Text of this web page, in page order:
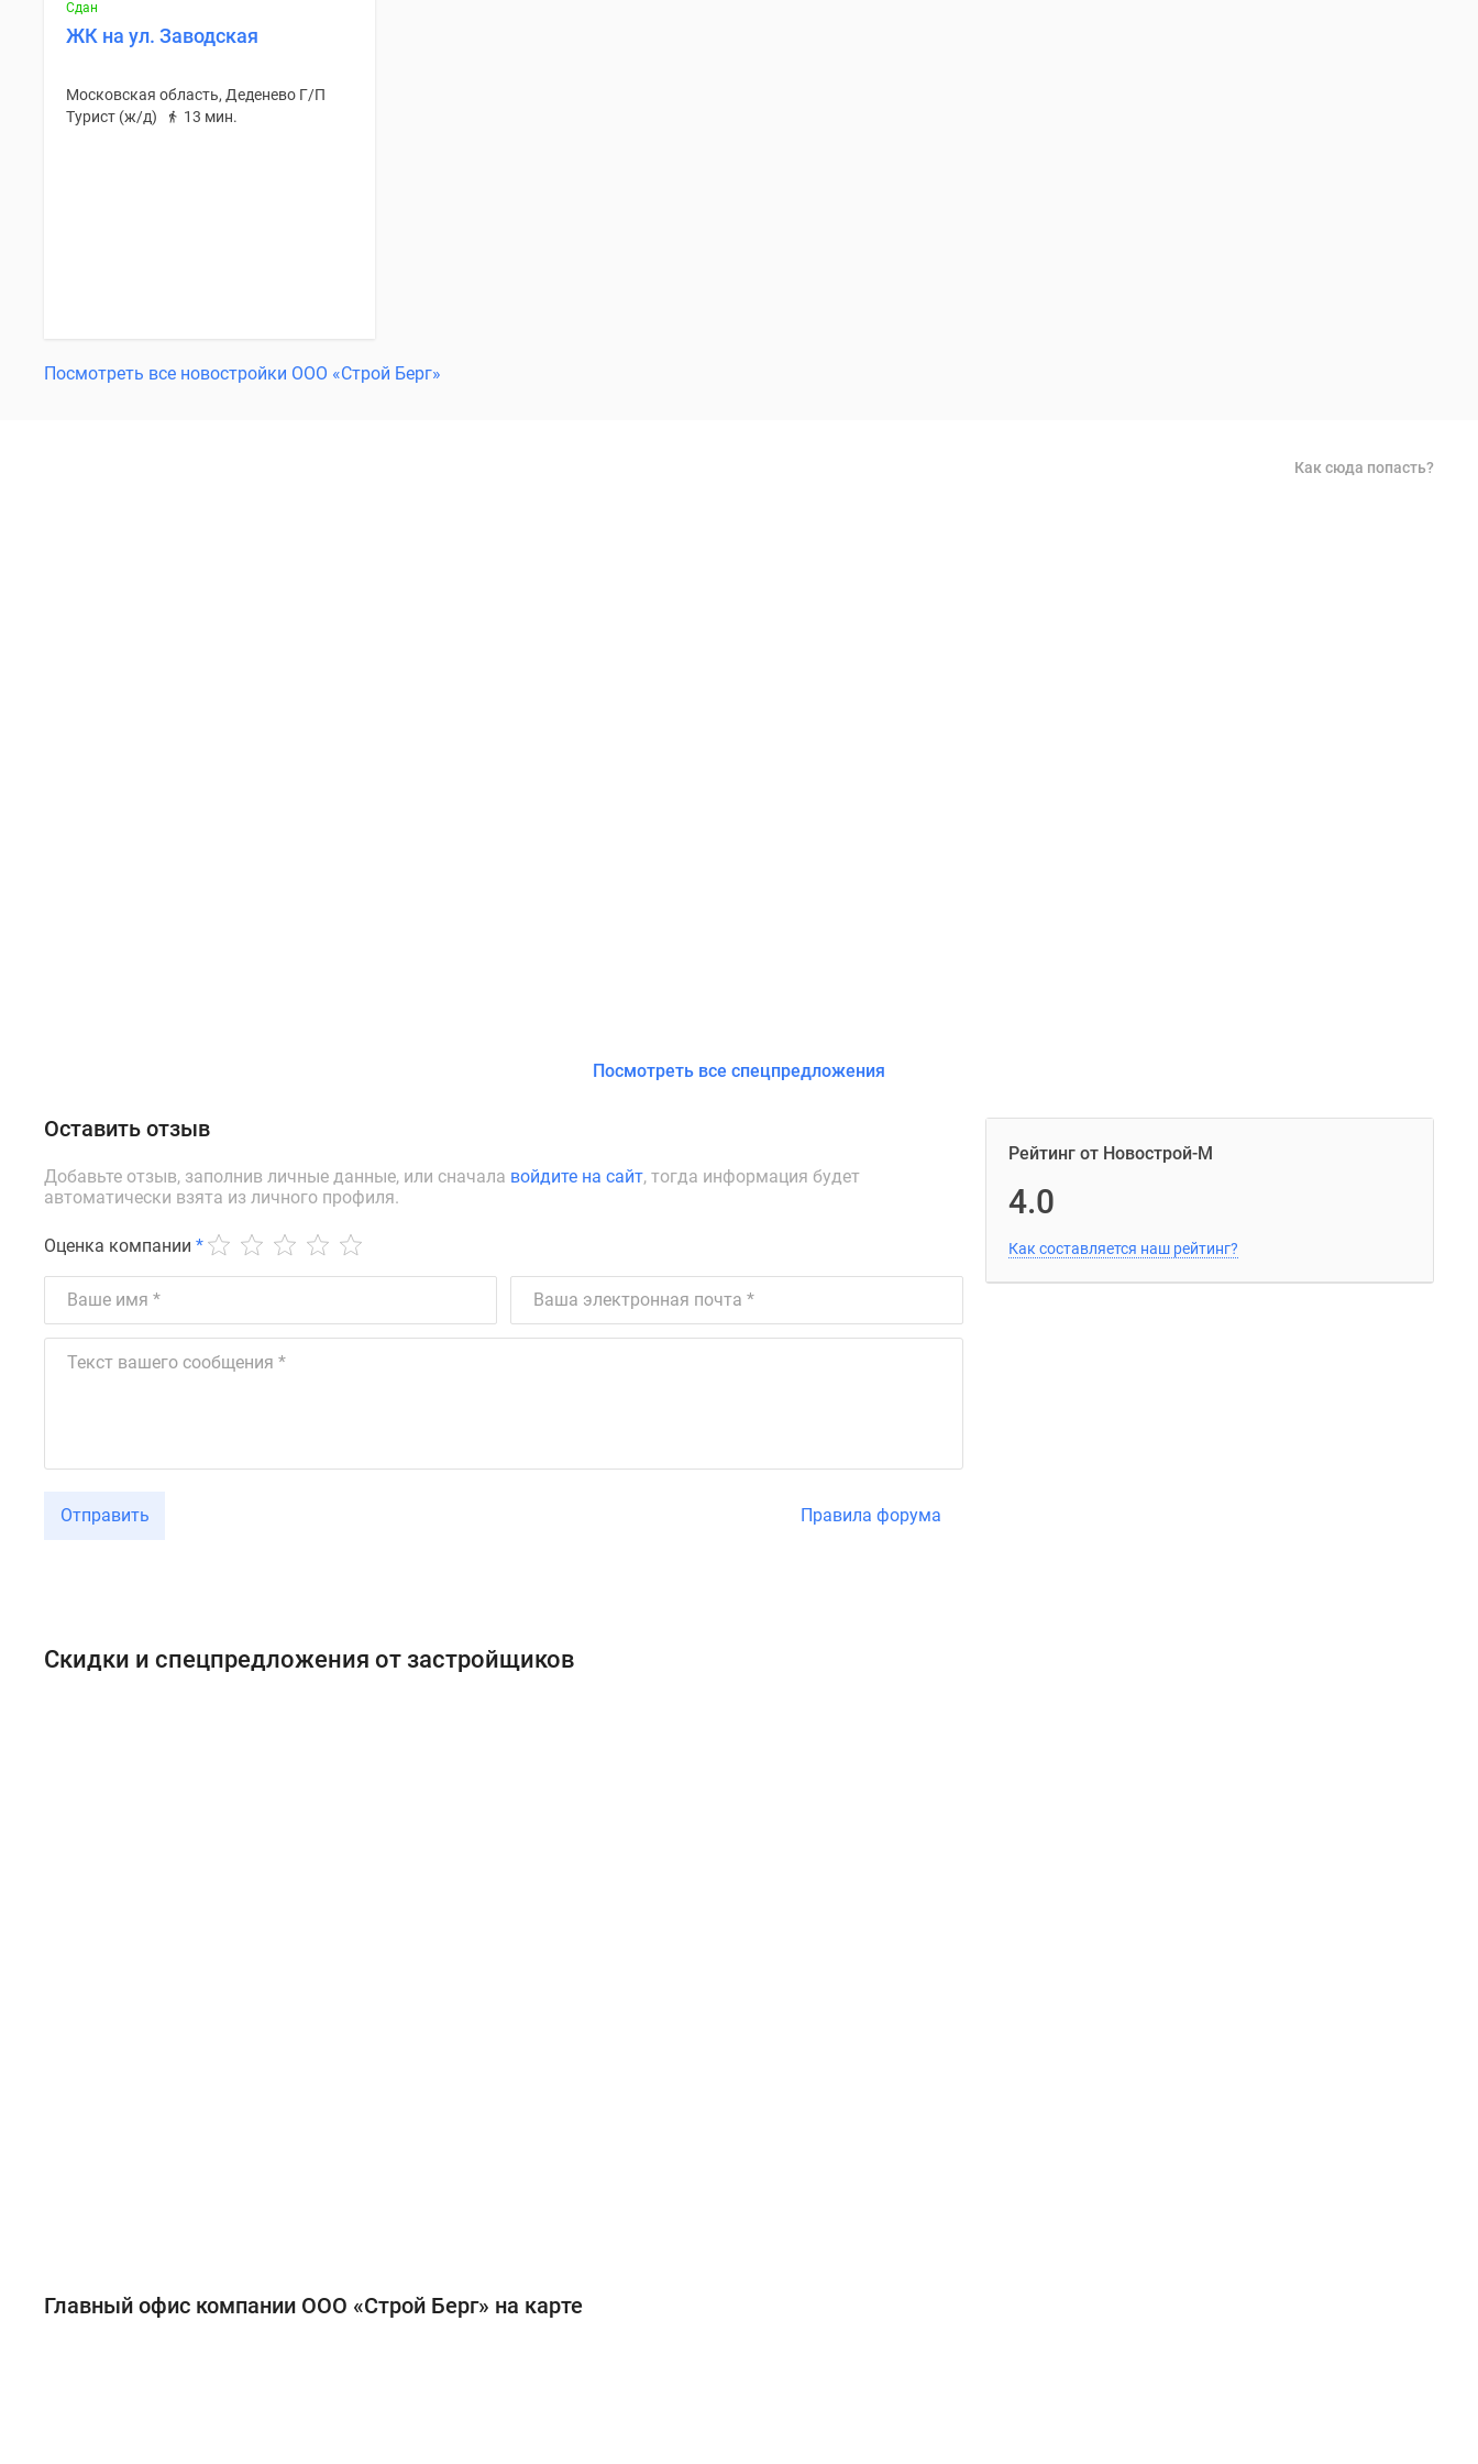
Сдан
ЖК на ул. Заводская
Московская область, Деденево Г/П
Турист (ж/д)
13 мин.
Посмотреть все новостройки ООО «Строй Берг»
Как сюда попасть?
Посмотреть все спецпредложения
Оставить отзыв
Добавьте отзыв, заполнив личные данные, или сначала войдите на сайт, тогда информация будет
автоматически взята из личного профиля.
Оценка компании *
Отправить Правила форума
Рейтинг от Новострой-М
4.0
Как составляется наш рейтинг?
Скидки и спецпредложения от застройщиков
Главный офис компании ООО «Строй Берг» на карте